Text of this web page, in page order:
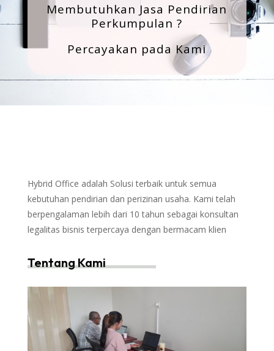
Membutuhkan Jasa Pendirian
Perkumpulan ?
Percayakan pada Kami
Hybrid Office adalah Solusi terbaik untuk semua
kebutuhan pendirian dan perizinan usaha. Kami telah
berpengalaman lebih dari 10 tahun sebagai konsultan
legalitas bisnis terpercaya dengan bermacam klien
Tentang Kami